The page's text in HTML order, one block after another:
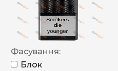
Фасування:
Блок